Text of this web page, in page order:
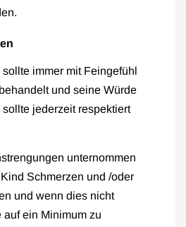
immer mit Feingefühl
und seine Würde
jederzeit respektiert
unternommen
Schmerzen und /oder
und wenn dies nicht
auf ein Minimum zu